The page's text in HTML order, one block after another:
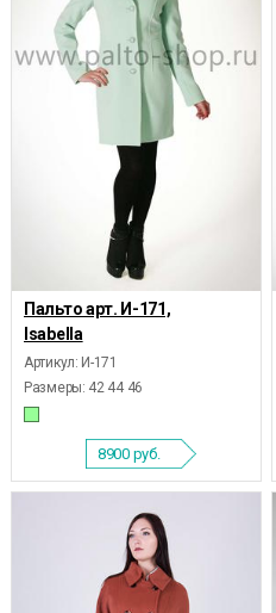
Пальто арт. И-171,
Isabella
Артикул: И-171
Размеры: 42 44 46
8900 руб.